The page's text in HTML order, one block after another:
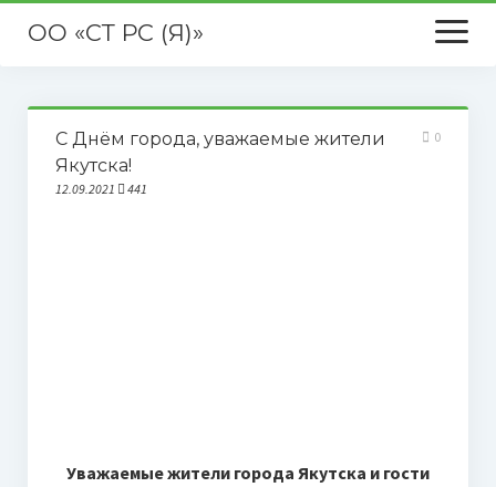
ОО «СТ РС (Я)»
открыть
меню
Главная
О нас
Новости
С Днём города, уважаемые жители
Якутска!
12.09.2021 441
0
Уважаемые жители города Якутска и гости